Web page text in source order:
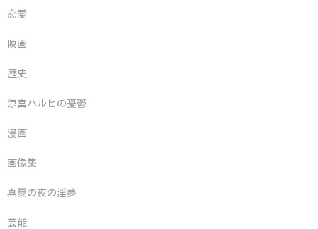
恋愛
映画
歴史
涼宮ハルヒの憂鬱
漫画
画像集
真夏の夜の淫夢
芸能